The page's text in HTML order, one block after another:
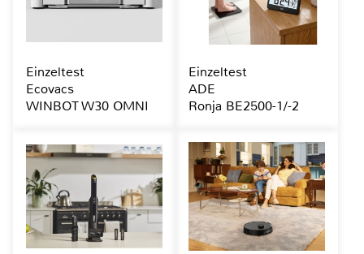
Einzeltest
Ecovacs
WINBOT W30 OMNI
Einzeltest
ADE
Ronja BE2500-1/-2